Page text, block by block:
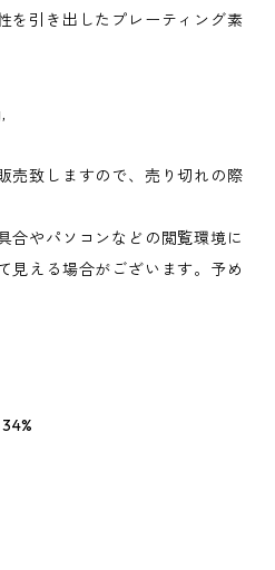
を引き出したプレーティング素
売致しますので、売り切れの際
合やパソコンなどの閲覧環境に
見える場合がございます。予め